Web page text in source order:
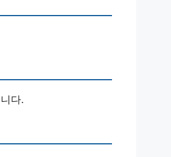
다.